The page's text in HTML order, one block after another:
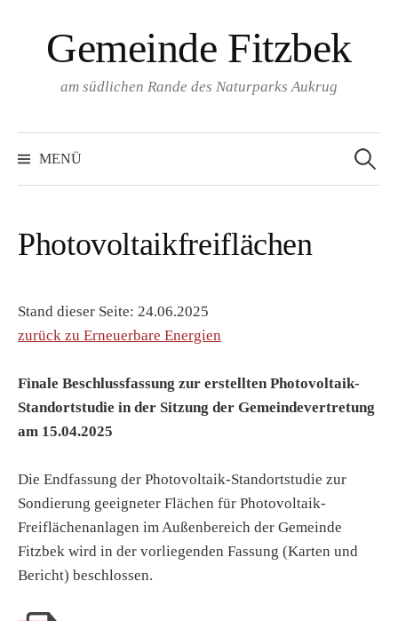
InhaltGemeinde Fitzbek
am südlichen Rande des Naturparks Aukrug
MENÜ
nach:
Photovoltaikfreiflächen
Stand dieser Seite: 24.06.2025
zurück zu Erneuerbare Energien
Finale Beschlussfassung zur erstellten Photovoltaik-
Standortstudie in der Sitzung der Gemeindevertretung
am 15.04.2025
Die Endfassung der Photovoltaik-Standortstudie zur
Sondierung geeigneter Flächen für Photovoltaik-
Freiflächenanlagen im Außenbereich der Gemeinde
Fitzbek wird in der vorliegenden Fassung (Karten und
Bericht) beschlossen.